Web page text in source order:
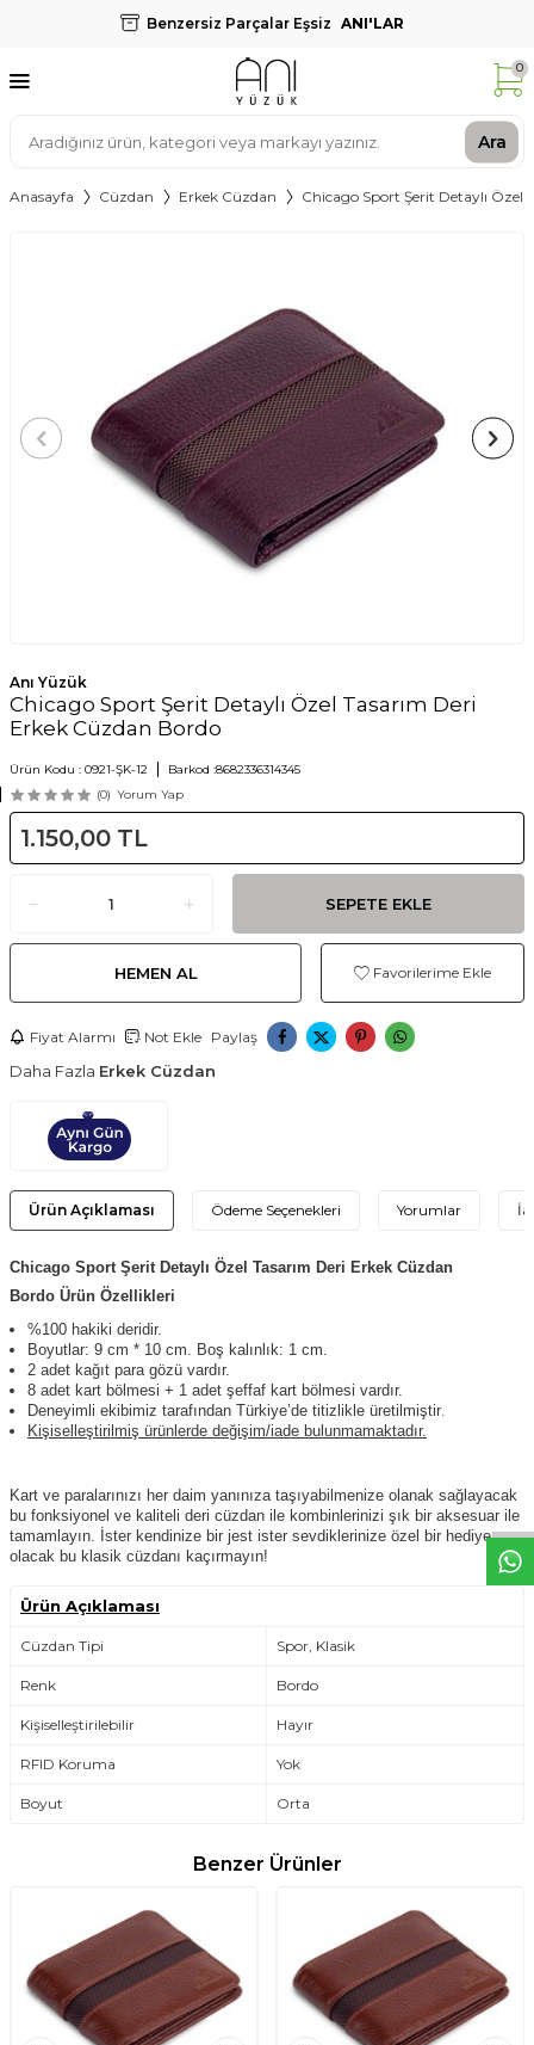
W
h
t
s
a
p
p
D
e
s
e
H
a
t
t
Benzersiz Parçalar Eşsiz ANI'LAR
Ara
0
Anasayfa Cüzdan Erkek Cüzdan Chicago Sport Şerit Detaylı Özel
Anı Yüzük
Chicago Sport Şerit Detaylı Özel Tasarım Deri
Erkek Cüzdan Bordo
Ürün Kodu : 0921-ŞK-12 Barkod :8682336314345
(0) Yorum Yap
1.150,00 TL
SEPETE EKLE
HEMEN AL Favorilerime Ekle
Fiyat Alarmı Not Ekle Paylaş
Daha Fazla Erkek Cüzdan
Ürün Açıklaması Ödeme Seçenekleri Yorumlar
Chicago Sport Şerit Detaylı Özel Tasarım Deri Erkek Cüzdan
Bordo Ürün Özellikleri
%100 hakiki deridir.
Boyutlar: 9 cm * 10 cm. Boş kalınlık: 1 cm.
2 adet kağıt para gözü vardır.
8 adet kart bölmesi + 1 adet şeffaf kart bölmesi vardır.
Deneyimli ekibimiz tarafından Türkiye’de titizlikle üretilmiştir
Kişiselleştirilmiş ürünlerde değişim/iade bulunmamaktadır.
Kart ve paralarınızı her daim yanınıza taşıyabilmenize olanak sağlayacak
bu fonksiyonel ve kaliteli deri cüzdan ile kombinlerinizi şık bir aksesuar ile
tamamlayın. İster kendinize bir jest ister sevdiklerinize özel bir hediye
olacak bu klasik cüzdanı kaçırmayın!
Ürün Açıklaması
Cüzdan Tipi Spor, Klasik
Renk Bordo
Kişiselleştirilebilir Hayır
RFID Koruma Yok
Boyut Orta
Benzer Ürünler